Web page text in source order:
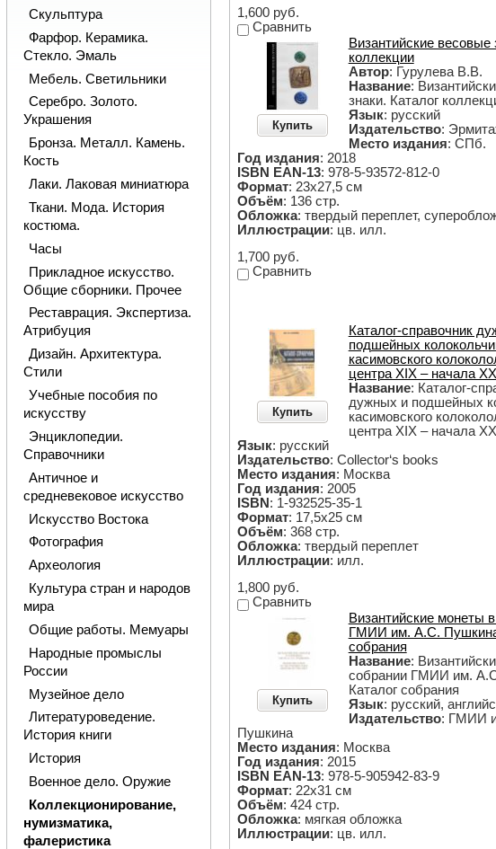
1,600 руб.
Сравнить
Купить
Византийские весовые
коллекции
Автор: Гурулева В.В.
Название:
знаки. Каталог
Язык: русский
Издательство:
Место издания: СПб.
Год издания: 2018
ISBN EAN-13: 978-5-93572-812-0
Формат: 23х27,5 см
Объём: 136 стр.
Обложка: твердый переплет,
Иллюстрации: цв. илл.
1,700 руб.
Сравнить
Купить
Каталог-справочник
подшейных
касимовского
центра XIX – начала
Название: Каталог-
дужных и подшейных
касимовского
центра XIX – начала
Язык: русский
Издательство: Collector‘s books
Место издания: Москва
Год издания: 2005
ISBN: 1-932525-35-1
Формат: 17,5х25 см
Объём: 368 стр.
Обложка: твердый переплет
Иллюстрации: илл.
1,800 руб.
Сравнить
Купить
Византийские монеты
ГМИИ им. А.С.
собрания
Название:
собрании ГМИИ им.
Каталог собрания
Язык: русский,
Издательство: ГМИИ
Пушкина
Место издания: Москва
Год издания: 2015
ISBN EAN-13: 978-5-905942-83-9
Формат: 22х31 см
Объём: 424 стр.
Обложка: мягкая обложка
Иллюстрации: цв. илл.
Скульптура
Фарфор. Керамика.
Стекло. Эмаль
Мебель. Светильники
Серебро. Золото.
Украшения
Бронза. Металл. Камень.
Кость
Лаки. Лаковая миниатюра
Ткани. Мода. История
костюма.
Часы
Прикладное искусство.
Общие сборники. Прочее
Реставрация. Экспертиза.
Атрибуция
Дизайн. Архитектура.
Стили
Учебные пособия по
искусству
Энциклопедии.
Справочники
Античное и
средневековое искусство
Искусство Востока
Фотография
Археология
Культура стран и народов
мира
Общие работы. Мемуары
Народные промыслы
России
Музейное дело
Литературоведение.
История книги
История
Военное дело. Оружие
Коллекционирование,
нумизматика,
фалеристика